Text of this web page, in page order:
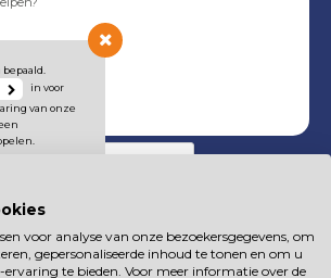
is van toepassing.
in voor
van onze
voor analyse van onze bezoekersgegevens, om
gepersonaliseerde inhoud te tonen en om u
ervaring te bieden. Voor meer informatie over de